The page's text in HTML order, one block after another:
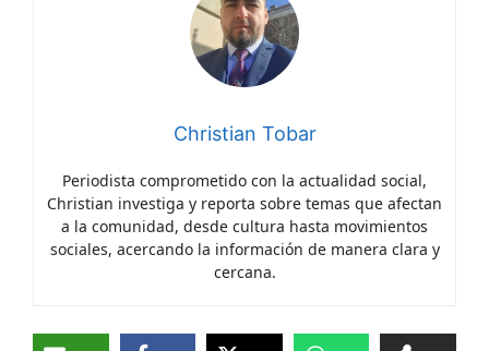
Christian Tobar
Periodista comprometido con la actualidad social,
Christian investiga y reporta sobre temas que afectan
a la comunidad, desde cultura hasta movimientos
sociales, acercando la información de manera clara y
cercana.